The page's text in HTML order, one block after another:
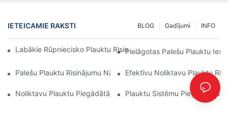
IETEICAMIE RAKSTI INFO
Gadījumi
BLOG
Labākie Rūpniecisko Plauktu Risinājumi Efektīvai Noliktavu
Pielāgotas Palešu Plauktu
Palešu Plauktu Risinājumu Nākotne: Tendences Un Inovācijas
Efektīvu Noliktavu Plauktu
Noliktavu Plauktu Piegādātāji: Kam Pievērst Uzmanību
Plauktu Sistēmu Piegādātājs: